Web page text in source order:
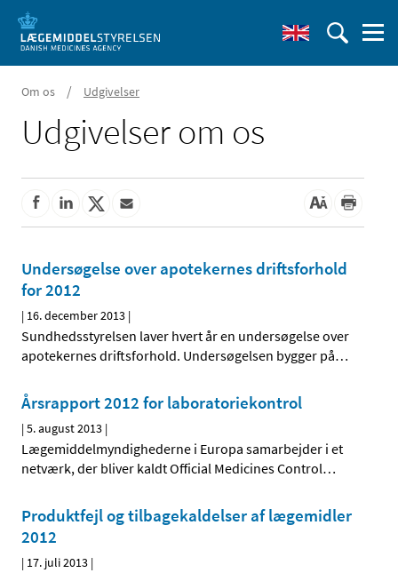
Om os / Udgivelser
Udgivelser om os
Undersøgelse over apotekernes driftsforhold
for 2012
| 16. december 2013 |
Sundhedsstyrelsen laver hvert år en undersøgelse over
apotekernes driftsforhold. Undersøgelsen bygger på…
Årsrapport 2012 for laboratoriekontrol
|5. august 2013 |
Lægemiddelmyndighederne i Europa samarbejder i et
netværk, der bliver kaldt Official Medicines Control…
Produktfejl og tilbagekaldelser af lægemidler
2012
| 17. juli 2013 |